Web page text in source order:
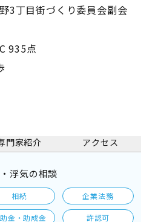
3丁目街づくり委員会副会
935点
門家紹介 アクセス
浮気の相談
相続 企業法務
金・助成金 許認可